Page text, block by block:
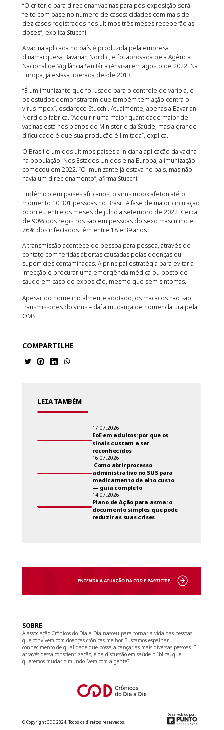
“O critério para direcionar vacinas para pós-exposição será
feito com base no número de casos: cidades com mais de
dez casos registrados nos últimos três meses receberão as
doses”, explica Stucchi.
A vacina aplicada no país é produzida pela empresa
dinamarquesa Bavarian Nordic, e foi aprovada pela Agência
Nacional de Vigilância Sanitária (Anvisa) em agosto de 2022. Na
Europa, já estava liberada desde 2013.
“É um imunizante que foi usado para o controle de varíola, e
os estudos demonstraram que também tem ação contra o
vírus mpox”, esclarece Stucchi. Atualmente, apenas a Bavarian
Nordic o fabrica. “Adquirir uma maior quantidade maior de
vacinas está nos planos do Ministério da Saúde, mas a grande
dificuldade é que sua produção é limitada”, explica.
O Brasil é um dos últimos países a iniciar a aplicação da vacina
na população. Nos Estados Unidos e na Europa, a imunização
começou em 2022. “O imunizante já estava no país, mas não
havia um direcionamento”, afirma Stucchi.
Endêmico em países africanos, o vírus mpox afetou até o
momento 10 301 pessoas no Brasil. A fase de maior circulação
ocorreu entre os meses de julho a setembro de 2022. Cerca
de 90% dos registros são em pessoas do sexo masculino e
76% dos infectados têm entre 18 e 39 anos.
A transmissão acontece de pessoa para pessoa, através do
contato com feridas abertas causadas pelas doenças ou
superfícies contaminadas. A principal estratégia para evitar a
infecção é procurar uma emergência médica ou posto de
saúde em caso de exposição, mesmo que sem sintomas.
Apesar do nome inicialmente adotado, os macacos não são
transmissores do vírus – daí a mudança de nomenclatura pela
OMS.
COMPARTILHE
LEIA TAMBÉM
17.07.2026
EoE em adultos: por que os
sinais custam a ser
reconhecidos
16.07.2026
Como abrir processo
administrativo no SUS para
medicamento de alto custo
— guia completo
14.07.2026
Plano de Ação para asma: o
documento simples que pode
reduzir as suas crises
SOBRE
A associação Crônicos do Dia a Dia nasceu para tornar a vida das pessoas
que convivem com doenças crônicas melhor. Buscamos espalhar
conhecimento de qualidade que possa alcançar as mais diversas pessoas. É
através dessa conscientização, e da discussão em saúde pública, que
queremos mudar o mundo. Vem com a gente?!
© Copyright CDD 2024. Todos os direitos reservados.
Desenvolvido por: